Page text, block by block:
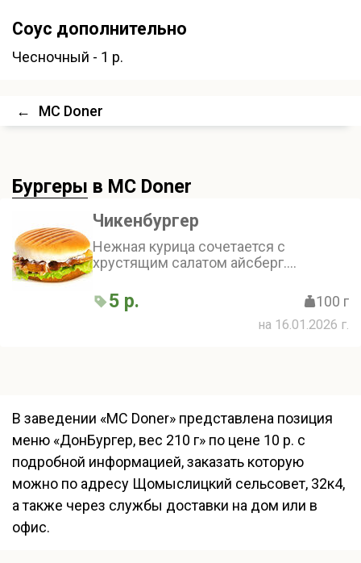
Соус дополнительно
Чесночный - 1 р.
← MC Doner
Бургеры в MC Doner
Чикенбургер
Нежная курица сочетается с
хрустящим салатом айсберг.
сливочную нотку. Получается сочное
и лёгкое блюдо
5 р. 100 г
на 16.01.2026 г.
В заведении «MC Doner» представлена позиция
меню «ДонБургер, вес 210 г» по цене 10 р. с
подробной информацией, заказать которую
можно по адресу Щомыслицкий сельсовет, 32к4,
а также через службы доставки на дом или в
офис.